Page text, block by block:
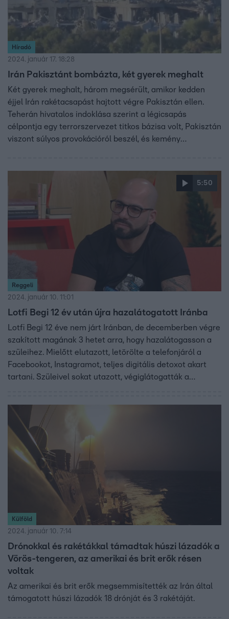
Híradó
2024. január 17. 18:28
Irán Pakisztánt bombázta, két gyerek meghalt
Két gyerek meghalt, három megsérült, amikor kedden
éjjel Irán rakétacsapást hajtott végre Pakisztán ellen.
Teherán hivatalos indoklása szerint a légicsapás
célpontja egy terrorszervezet titkos bázisa volt, Pakisztán
viszont súlyos provokációról beszél, és kemény
5:50
Reggeli
2024. január 10. 11:01
Lotfi Begi 12 év után újra hazalátogatott Iránba
Lotfi Begi 12 éve nem járt Iránban, de decemberben végre
szakított magának 3 hetet arra, hogy hazalátogasson a
szüleihez. Mielőtt elutazott, letörölte a telefonjáról a
Facebookot, Instagramot, teljes digitális detoxot akart
tartani. Szüleivel sokat utazott, végiglátogatták a
elárulja, hogy kivel készítette az idei év első közös dalát.
Külföld
2024. január 10. 7:14
Drónokkal és rakétákkal támadtak húszi lázadók a
Vörös-tengeren, az amerikai és brit erők résen
voltak
Az amerikai és brit erők megsemmisítették az Irán által
támogatott húszi lázadók 18 drónját és 3 rakétáját.